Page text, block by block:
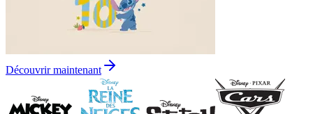
Découvrir maintenant